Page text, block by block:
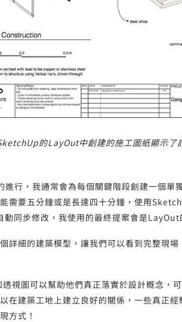
的LayOut中創建的施工圖紙顯示了
進行，我通常會為每個關鍵階段創建一個
需要五分鐘或是長達四十分鐘，使用
同步修改，我使用的最終提案會是LayOut
詳細的建築模型，讓我們可以看到完整現
視圖可以幫助他們真正落實於設計概念，
在建築工地上建立良好的關係，一些真正
方式！